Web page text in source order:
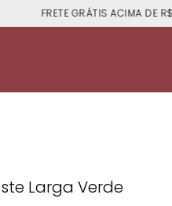
FRETE GRÁTIS ACIMA DE R$699
Larga Verde